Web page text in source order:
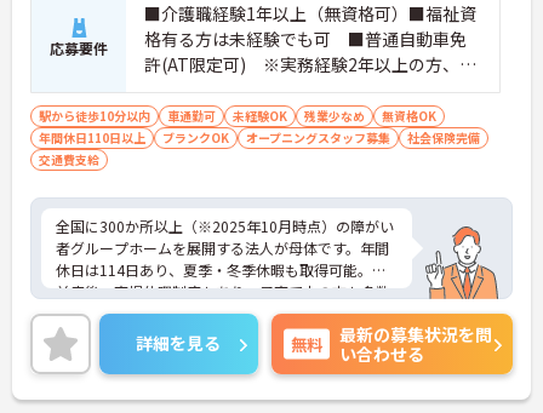
応募要件
■介護職経験1年以上（無資格可）■福祉資
格有る方は未経験でも可 ■普通自動車免
許(AT限定可) ※実務経験2年以上の方、障
がい者福祉に関する経験をお持ちの方大歓
迎
駅から徒歩10分以内 車通勤可 未経験OK 残業少なめ
無資格OK
年間休日110日以上
ブランクOK オープニングスタッフ募集
社会保険完備
交通費支給
全国に300か所以上（※2025年10月時点）の障がい
者グループホームを展開する法人が母体です。年間
休日は114日あり、夏季・冬季休暇も取得可能。産
前産後・育児休暇制度もあり、子育て中の方も多数
活躍中で、ワークライフバランスを大切にしながら
働ける環境が整っています。研修制度や外部勉強会
の受講支援もあり、スキルアップもしっかりサポー
ト。将来的には管理者やエリアマネージャーへのキ
ャリアアップも目指せます。20代から60代まで幅広
詳細を見る 無料
最新の募集状況を問
い合わせる